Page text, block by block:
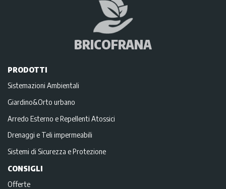
BRICOFRANA
PRODOTTI
Sistemazioni Ambientali
Giardino&Orto urbano
Arredo Esterno e Repellenti Atossici
Drenaggi e Teli impermeabili
Sistemi di Sicurezza e Protezione
CONSIGLI
Offerte